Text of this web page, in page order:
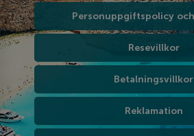
Personuppgiftspolicy
Resevillkor
Betalningsvillkor
Reklamation